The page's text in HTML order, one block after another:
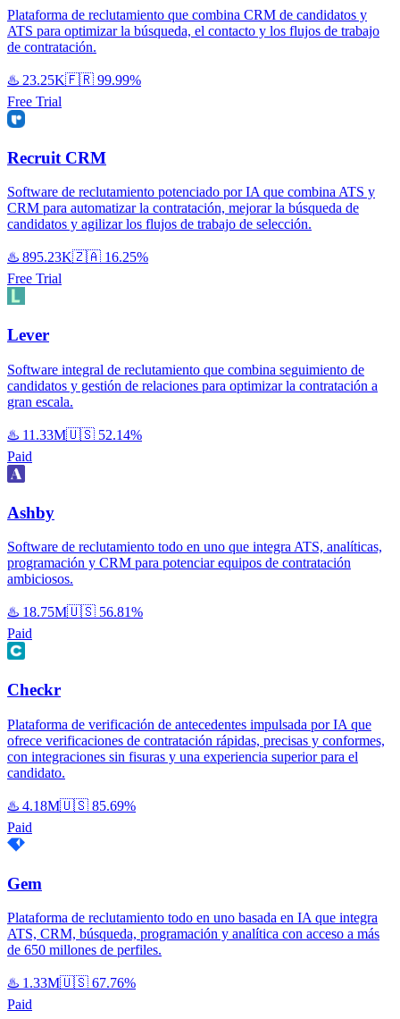
Plataforma de reclutamiento que combina CRM de candidatos y
ATS para optimizar la búsqueda, el contacto y los flujos de trabajo
de contratación.
♨️ 23.25K🇫🇷 99.99%
Free Trial
Recruit CRM
Software de reclutamiento potenciado por IA que combina ATS y
CRM para automatizar la contratación, mejorar la búsqueda de
candidatos y agilizar los flujos de trabajo de selección.
♨️ 895.23K🇿🇦 16.25%
Free Trial
Lever
Software integral de reclutamiento que combina seguimiento de
candidatos y gestión de relaciones para optimizar la contratación a
gran escala.
♨️ 11.33M🇺🇸 52.14%
Paid
Ashby
Software de reclutamiento todo en uno que integra ATS, analíticas,
programación y CRM para potenciar equipos de contratación
ambiciosos.
♨️ 18.75M🇺🇸 56.81%
Paid
Checkr
Plataforma de verificación de antecedentes impulsada por IA que
ofrece verificaciones de contratación rápidas, precisas y conformes,
con integraciones sin fisuras y una experiencia superior para el
candidato.
♨️ 4.18M🇺🇸 85.69%
Paid
Gem
Plataforma de reclutamiento todo en uno basada en IA que integra
ATS, CRM, búsqueda, programación y analítica con acceso a más
de 650 millones de perfiles.
♨️ 1.33M🇺🇸 67.76%
Paid